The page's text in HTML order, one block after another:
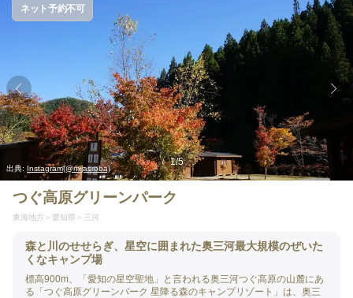
出典: Instagram(@mijasroba)
1/5
ネット予約不可
つぐ高原グリーンパーク
東海地方 愛知県 三河
森と川のせせらぎ、星空に囲まれた奥三河最大規模のぜいた
くなキャンプ場
標高900m、「愛知の星空聖地」と言われる奥三河つぐ高原の山麓にあ
る「つぐ高原グリーンパーク 星降る森のキャンプリゾート」は、奥三